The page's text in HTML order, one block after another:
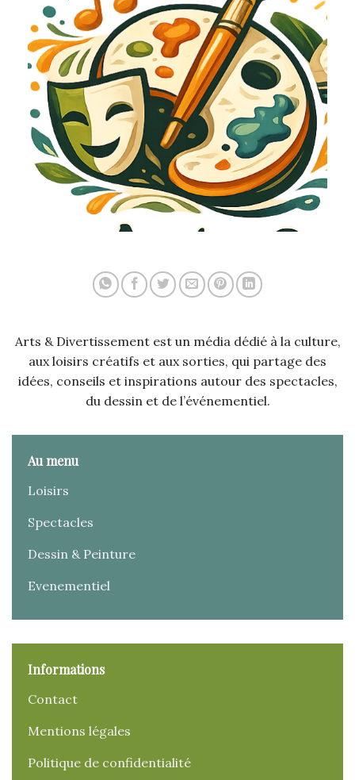
Arts & Divertissement est un média dédié à la culture,
aux loisirs créatifs et aux sorties, qui partage des
idées, conseils et inspirations autour des spectacles,
du dessin et de l’événementiel.
Au menu
Loisirs
Spectacles
Dessin & Peinture
Evenementiel
Informations
Contact
Mentions légales
Politique de confidentialité